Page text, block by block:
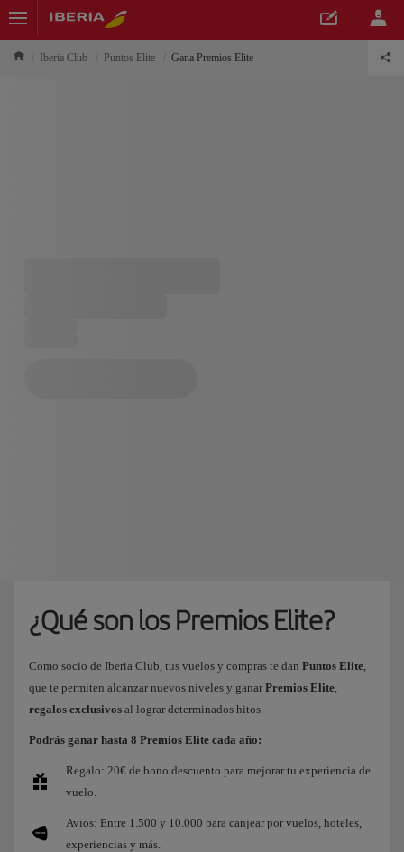
Iberia Club Puntos Elite Gana Premios Elite
¿Qué son los Premios Elite?
Como socio de Iberia Club, tus vuelos y compras te dan Puntos Elite,
que te permiten alcanzar nuevos niveles y ganar Premios Elite,
regalos exclusivos al lograr determinados hitos.
Podrás ganar hasta 8 Premios Elite cada año:
Regalo: 20€ de bono descuento para mejorar tu experiencia de
vuelo.
Avios: Entre 1.500 y 10.000 para canjear por vuelos, hoteles,
experiencias y más.